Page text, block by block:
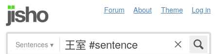
Forum About Theme Log in
Sentences ▾